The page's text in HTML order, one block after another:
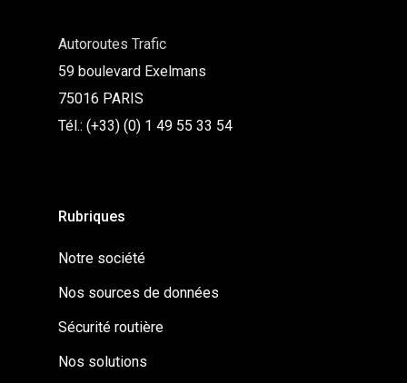
Autoroutes Trafic
59 boulevard Exelmans
75016 PARIS
Tél.: (+33) (0) 1 49 55 33 54
Rubriques
Notre société
Nos sources de données
Sécurité routière
Nos solutions